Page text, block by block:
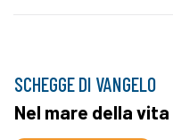
SCHEGGE DI VANGELO
Nel mare della vita